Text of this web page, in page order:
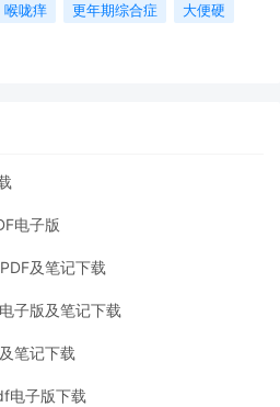
喉咙痒 更年期综合症
大便硬
电子版
及笔记下载
子版及笔记下载
笔记下载
电子版下载